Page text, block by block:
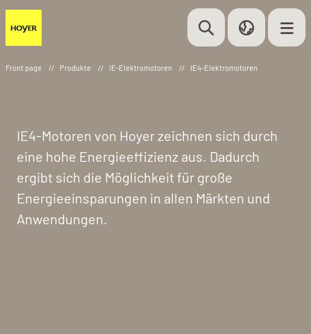
Front page // Produkte // IE-Elektromotoren // IE4-Elektromotoren
IE4-Motoren von Hoyer zeichnen sich durch
eine hohe Energieeffizienz aus. Dadurch
ergibt sich die Möglichkeit für große
Energieeinsparungen in allen Märkten und
Anwendungen.